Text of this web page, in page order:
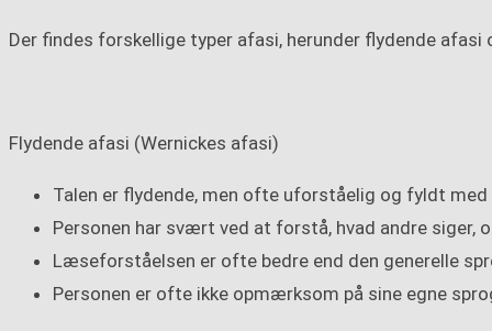
Der findes forskellige typer afasi, herunder flydende
Flydende afasi (Wernickes afasi)
Talen er flydende, men ofte uforståelig og fyldt
Personen har svært ved at forstå, hvad andre siger,
Læseforståelsen er ofte bedre end den generelle
Personen er ofte ikke opmærksom på sine egne